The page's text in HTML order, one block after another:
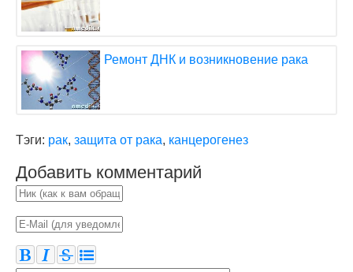
Ремонт ДНК и возникновение рака
Тэги: рак, защита от рака, канцерогенез
Добавить комментарий